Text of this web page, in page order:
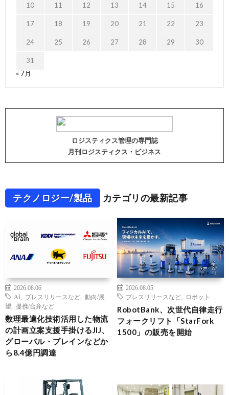
10 11 12 13 14 15 16
17 18 19 20 21 22 23
24 25 26 27 28 29 30
31
« 7月
ロジスティクス管理の専門誌
月刊ロジスティクス・ビジネス
テクノロジー/製品 カテゴリの最新記事
2026.08.06
AI
プレスリリースなど
動向/展
望
提携/合弁など
数理最適化技術活用した物流
の計画立案支援手掛けるJIJ、
グローバル・ブレインなどか
ら8.4億円調達
2026.08.05
プレスリリースなど
ロボット
RobotBank、次世代自律走行
フォークリフト「StarFork
1500」の販売を開始